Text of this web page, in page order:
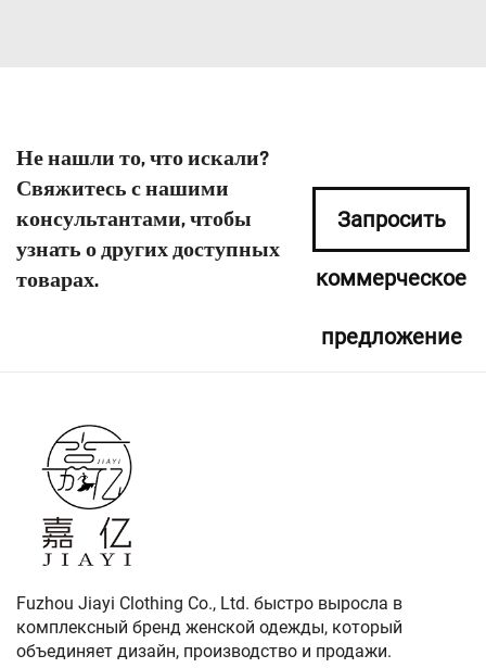
Не нашли то, что искали?
Свяжитесь с нашими
консультантами, чтобы
узнать о других доступных
товарах.
Запросить
коммерческое
предложение
Fuzhou Jiayi Clothing Co., Ltd. быстро выросла в
комплексный бренд женской одежды, который
объединяет дизайн, производство и продажи.